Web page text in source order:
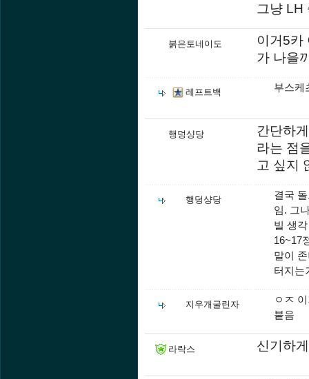
그냥 LH
붉은토네이도
이거5카
가 나을
레프트백 부스케
행덩샹당
간단하
라는 점
고 싶지
행덩샹당
결국
임. 그
빌 생
16~17
말이
터지는
지우개굴린자
ㅇㅈ
붙음
라락스 신기하